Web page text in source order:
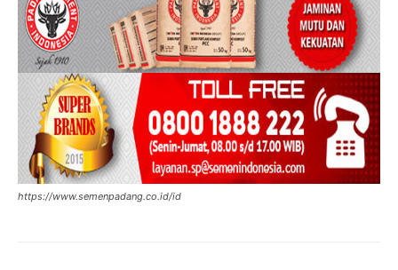
https://www.semenpadang.co.id/id